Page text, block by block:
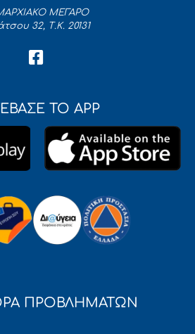
ΜΕΓΑΡΟ
32, Τ.Κ. 20131
ΤΟ APP
ΠΡΟΒΛΗΜΑΤΩΝ